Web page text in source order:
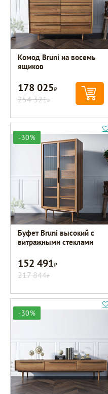
Комод Bruni на восемь
ящиков
178 025Р
254 321Р
-30%
Буфет Bruni высокий с
витражными стеклами
152 491Р
217 844Р
-30%